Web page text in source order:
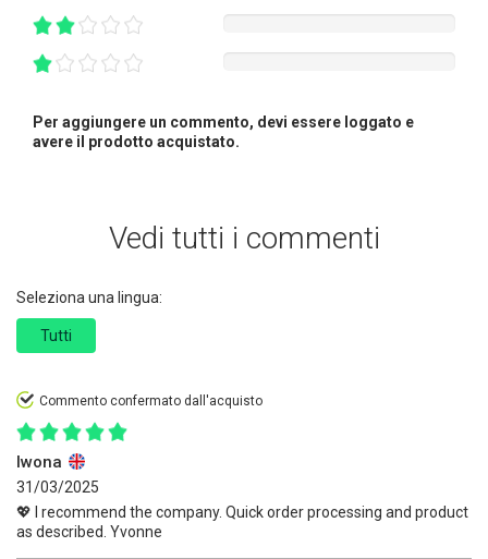
Per aggiungere un commento, devi essere loggato e
avere il prodotto acquistato.
Vedi tutti i commenti
Seleziona una lingua:
Tutti
Commento confermato dall'acquisto
Iwona
31/03/2025
💖 I recommend the company. Quick order processing and product
as described. Yvonne